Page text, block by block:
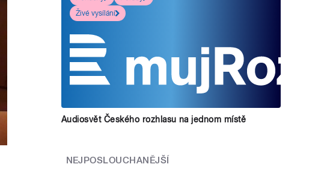
Živé vysílání
Audiosvět Českého rozhlasu na jednom místě
NEJPOSLOUCHANĚJŠÍ